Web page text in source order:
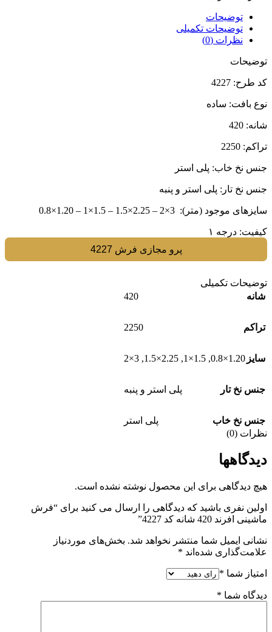
توضیحات
توضیحات تکمیلی
نظرات (0)
توضیحات
کد طرح: 4227
نوع بافت: ساده
شانه:‌ 420
تراکم:‌ 2250
جنس نخ خاب: پلی استر
جنس نخ تار: پلی استر و پنبه
سایز‌های موجود (متر): 3×2 – 2.25×1.5 – 1.5×1 – 1.20×0.8
کیفیت: درجه ۱
پرو مجازی فرش 4227
توضیحات تکمیلی
شانه
420
تراکم 2250
سایز 1.20×0.8
,
1.5×1
,
2.25×1.5
,
3×2
جنس نخ تار پلی استر و پنبه
جنس نخ خاب
پلی استر
نظرات (0)
دیدگاهها
هیچ دیدگاهی برای این محصول نوشته نشده است.
اولین نفری باشید که دیدگاهی را ارسال می کنید برای “فرش
ماشینی افرند 420 شانه کد 4227”
نشانی ایمیل شما منتشر نخواهد شد. بخش‌های موردنیاز
علامت‌گذاری شده‌اند *
امتیاز شما *
دیدگاه شما *